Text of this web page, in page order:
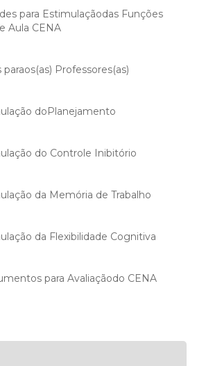
para Estimulaçãodas Funções
Aula CENA
Professores(as)
doPlanejamento
do Controle Inibitório
da Memória de Trabalho
da Flexibilidade Cognitiva
para Avaliaçãodo CENA